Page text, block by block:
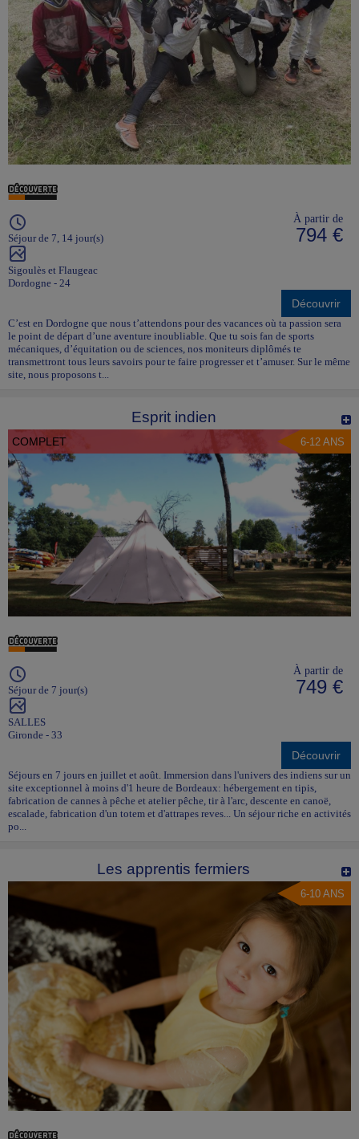
Séjour de 7, 14 jour(s)
Sigoulès et Flaugeac
Dordogne - 24
À partir de
794 €
Découvrir
C’est en Dordogne que nous t’attendons pour des vacances où ta passion sera
le point de départ d’une aventure inoubliable. Que tu sois fan de sports
mécaniques, d’équitation ou de sciences, nos moniteurs diplômés te
transmettront tous leurs savoirs pour te faire progresser et t’amuser. Sur le même
site, nous proposons t...
Esprit indien
COMPLET 6-12 ANS
Séjour de 7 jour(s)
SALLES
Gironde - 33
À partir de
749 €
Découvrir
Séjours en 7 jours en juillet et août. Immersion dans l'univers des indiens sur un
site exceptionnel à moins d'1 heure de Bordeaux: hébergement en tipis,
fabrication de cannes à pêche et atelier pêche, tir à l'arc, descente en canoë,
escalade, fabrication d'un totem et d'attrapes reves... Un séjour riche en activités
po...
Les apprentis fermiers
6-10 ANS